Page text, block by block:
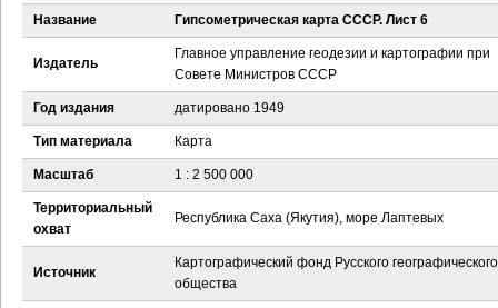
з
д
е
ь
Название Гипсометрическая карта СССР. Лист 6
Издатель
Главное управление геодезии и картографии при
Совете Министров СССР
Год издания датировано 1949
Тип материала Карта
Масштаб 1 : 2 500 000
Территориальный
охват
Республика Саха (Якутия), море Лаптевых
Источник
Картографический фонд Русского географического
общества